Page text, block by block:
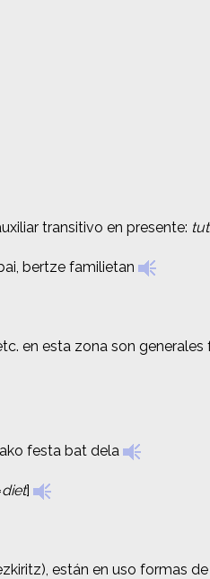
transitivo en presente:
bertze familietan
en esta zona son
festa bat dela
diet]
están en uso formas
transitivo en presente:
bertze familietan
en esta zona son
festa bat dela
diet]
están en uso formas